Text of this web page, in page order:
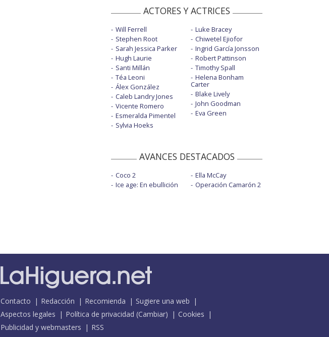
ACTORES Y ACTRICES
Will Ferrell
Stephen Root
Sarah Jessica Parker
Hugh Laurie
Santi Millán
Téa Leoni
Álex González
Caleb Landry Jones
Vicente Romero
Esmeralda Pimentel
Sylvia Hoeks
Luke Bracey
Chiwetel Ejiofor
Ingrid García Jonsson
Robert Pattinson
Timothy Spall
Helena Bonham
Carter
Blake Lively
John Goodman
Eva Green
AVANCES DESTACADOS
Coco 2
Ice age: En ebullición
Ella McCay
Operación Camarón 2
Contacto Redacción Recomienda
Sugiere una web
Aspectos legales
Política de privacidad (Cambiar)
Cookies
Publicidad y webmasters
RSS